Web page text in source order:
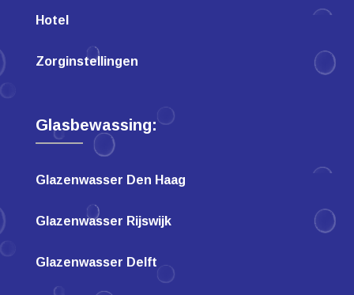
Hotel
Zorginstellingen
Glasbewassing:
Glazenwasser Den Haag
Glazenwasser Rijswijk
Glazenwasser Delft